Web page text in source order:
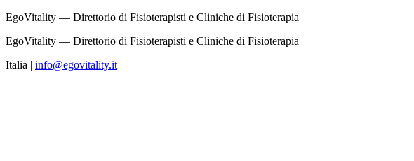
EgoVitality — Direttorio di Fisioterapisti e Cliniche di Fisioterapia
EgoVitality — Direttorio di Fisioterapisti e Cliniche di Fisioterapia
Italia | info@egovitality.it